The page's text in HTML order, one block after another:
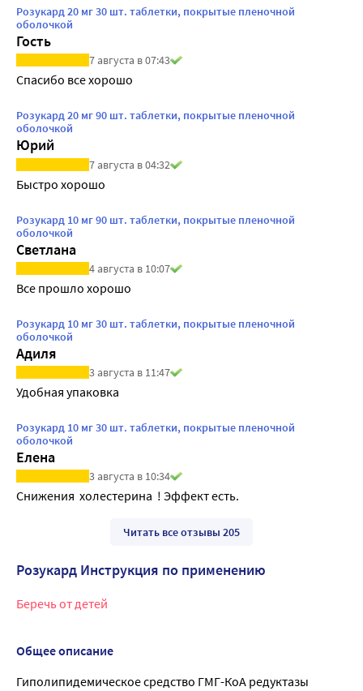
Розукард 20 мг 30 шт. таблетки, покрытые пленочной
оболочкой
Гость
7 августа в 07:43
Спасибо все хорошо
Розукард 20 мг 90 шт. таблетки, покрытые пленочной
оболочкой
Юрий
7 августа в 04:32
Быстро хорошо
Розукард 10 мг 90 шт. таблетки, покрытые пленочной
оболочкой
Светлана
4 августа в 10:07
Все прошло хорошо
Розукард 10 мг 30 шт. таблетки, покрытые пленочной
оболочкой
Адиля
3 августа в 11:47
Удобная упаковка
Розукард 10 мг 30 шт. таблетки, покрытые пленочной
оболочкой
Елена
3 августа в 10:34
Снижения  холестерина  ! Эффект есть.
Читать все отзывы 205
Розукард Инструкция по применению
Беречь от детей
Общее описание
Гиполипидемическое средство ГМГ-КоА редуктазы